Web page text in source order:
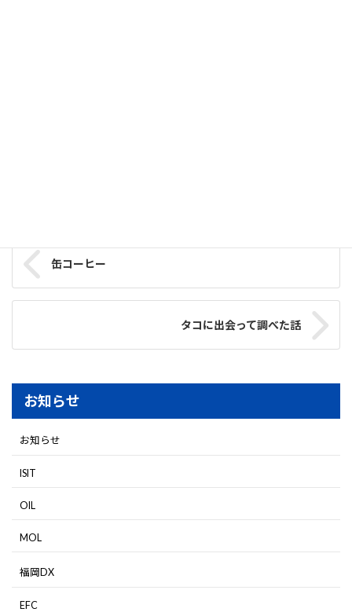
缶コーヒー
タコに出会って調べた話
お知らせ
お知らせ
ISIT
OIL
MOL
福岡DX
EFC